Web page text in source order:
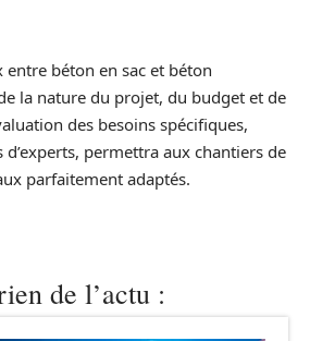
entre béton en sac et béton
la nature du projet, du budget et de
des besoins spécifiques,
d’experts, permettra aux chantiers de
parfaitement adaptés.
de l’actu :